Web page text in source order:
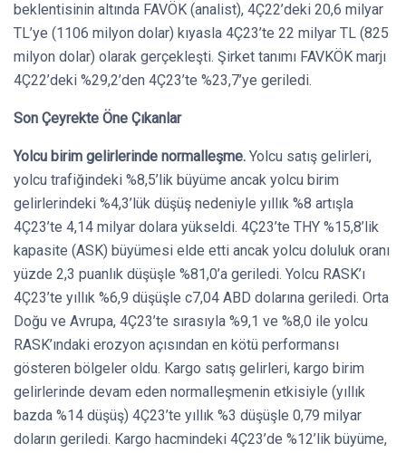
beklentisinin altında FAVÖK (analist), 4Ç22’deki 20,6 milyar
TL’ye (1106 milyon dolar) kıyasla 4Ç23’te 22 milyar TL (825
milyon dolar) olarak gerçekleşti. Şirket tanımı FAVKÖK marjı
4Ç22’deki %29,2’den 4Ç23’te %23,7’ye geriledi.
Son Çeyrekte Öne Çıkanlar
Yolcu birim gelirlerinde normalleşme. Yolcu satış gelirleri,
yolcu trafiğindeki %8,5’lik büyüme ancak yolcu birim
gelirlerindeki %4,3’lük düşüş nedeniyle yıllık %8 artışla
4Ç23’te 4,14 milyar dolara yükseldi. 4Ç23’te THY %15,8’lik
kapasite (ASK) büyümesi elde etti ancak yolcu doluluk oranı
yüzde 2,3 puanlık düşüşle %81,0’a geriledi. Yolcu RASK’ı
4Ç23’te yıllık %6,9 düşüşle c7,04 ABD dolarına geriledi. Orta
Doğu ve Avrupa, 4Ç23’te sırasıyla %9,1 ve %8,0 ile yolcu
RASK’ındaki erozyon açısından en kötü performansı
gösteren bölgeler oldu. Kargo satış gelirleri, kargo birim
gelirlerinde devam eden normalleşmenin etkisiyle (yıllık
bazda %14 düşüş) 4Ç23’te yıllık %3 düşüşle 0,79 milyar
doların geriledi. Kargo hacmindeki 4Ç23’de %12’lik büyüme,